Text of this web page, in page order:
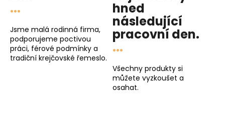
...
Jsme malá rodinná firma,
podporujeme poctivou
práci, férové podmínky a
tradiční krejčovské řemeslo.
hned
následující
pracovní den.
...
Všechny produkty si
můžete vyzkoušet a
osahat.